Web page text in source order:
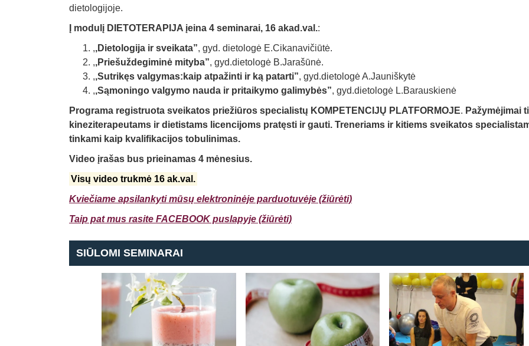
dietologijoje.
Į modulį DIETOTERAPIJA įeina 4 seminarai, 16 akad.val.:
,,Dietologija ir sveikata”, gyd. dietologė E.Cikanavičiūtė.
,,Priešuždegiminė mityba”, gyd.dietologė B.Jarašūnė.
,,Sutrikęs valgymas:kaip atpažinti ir ką patarti”, gyd.dietologė A.Jauniškytė
,,Sąmoningo valgymo nauda ir pritaikymo galimybės”, gyd.dietologė L.Barauskienė
Programa registruota sveikatos priežiūros specialistų KOMPETENCIJŲ PLATFORMOJE. Pažymėjimai
kineziterapeutams ir dietistams licencijoms pratęsti ir gauti. Treneriams ir kitiems sveikatos
tinkami kaip kvalifikacijos tobulinimas.
Video įrašas bus prieinamas 4 mėnesius.
Visų video trukmė 16 ak.val.
Kviečiame apsilankyti mūsų elektroninėje parduotuvėje (žiūrėti)
Taip pat mus rasite FACEBOOK puslapyje (žiūrėti)
SIŪLOMI SEMINARAI
Prisijungti